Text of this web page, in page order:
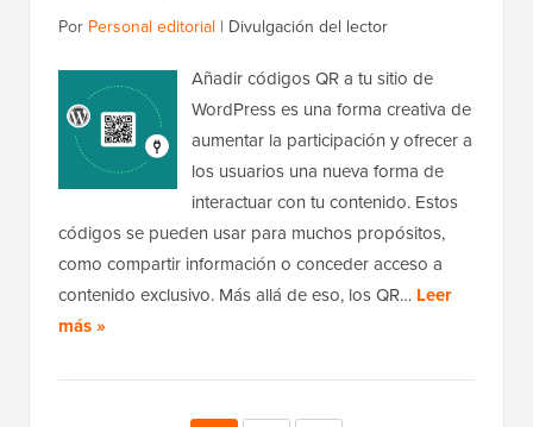
Por Personal editorial | Divulgación del lector
Añadir códigos QR a tu sitio de
WordPress es una forma creativa de
aumentar la participación y ofrecer a
los usuarios una nueva forma de
interactuar con tu contenido. Estos
códigos se pueden usar para muchos propósitos,
como compartir información o conceder acceso a
contenido exclusivo. Más allá de eso, los QR… Leer
más »